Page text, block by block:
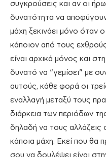
συγκρούσεις και αν οι
δυνατότητα να
μάχη ξεκινάει μόνο όταν
κάποιον από τους
είναι αρχικά μόνος και
δυνατό να “γεμίσει” με
αυτούς, κάθε φορά οι
εναλλαγή μεταξύ τους
διάρκεια των περιόδων
δηλαδή να τους αλλάζεις
κάποια μάχη. Εκεί που θα
σου να δουλέψει είναι